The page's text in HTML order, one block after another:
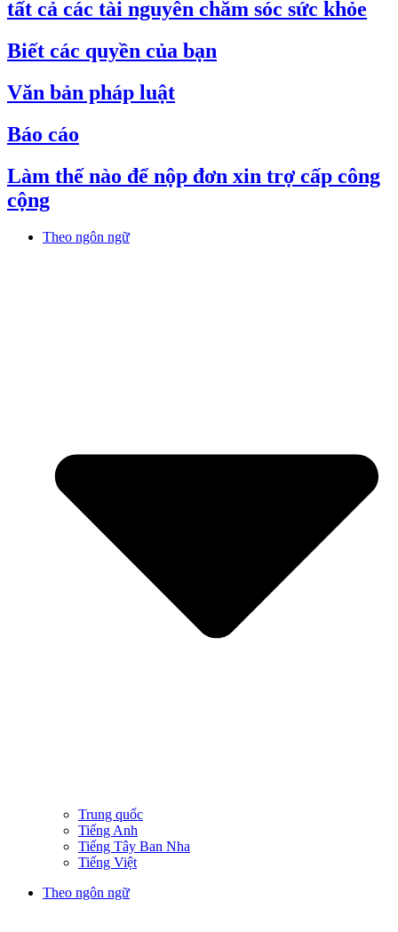
tất cả các tài nguyên chăm sóc sức khỏe
Biết các quyền của bạn
Văn bản pháp luật
Báo cáo
Làm thế nào để nộp đơn xin trợ cấp công
cộng
Theo ngôn ngữ
Trung quốc
Tiếng Anh
Tiếng Tây Ban Nha
Tiếng Việt
Theo ngôn ngữ